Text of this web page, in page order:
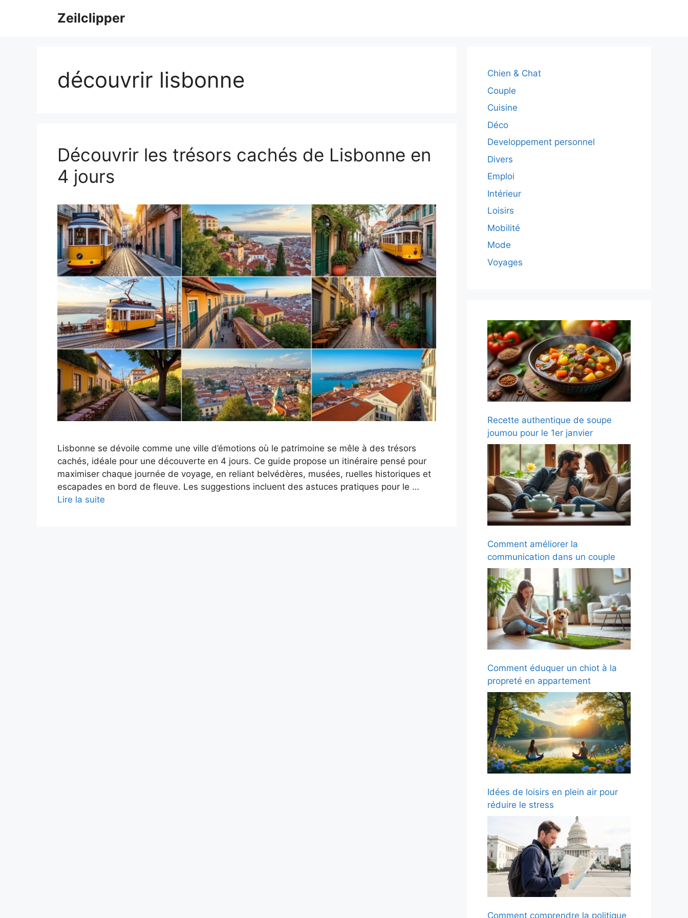
Zeilclipper
découvrir lisbonne
Découvrir les trésors cachés de Lisbonne en
4 jours
Lisbonne se dévoile comme une ville d’émotions où le patrimoine se mêle à des trésors
cachés, idéale pour une découverte en 4 jours. Ce guide propose un itinéraire pensé pour
maximiser chaque journée de voyage, en reliant belvédères, musées, ruelles historiques et
escapades en bord de fleuve. Les suggestions incluent des astuces pratiques pour le …
Lire la suite
Chien & Chat
Couple
Cuisine
Déco
Developpement personnel
Divers
Emploi
Intérieur
Loisirs
Mobilité
Mode
Voyages
Recette authentique de soupe
joumou pour le 1er janvier
Comment améliorer la
communication dans un couple
Comment éduquer un chiot à la
propreté en appartement
Idées de loisirs en plein air pour
réduire le stress
Comment comprendre la politique